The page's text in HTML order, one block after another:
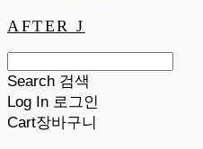
AFTER J
Search 검색
Log In 로그인
Cart장바구니